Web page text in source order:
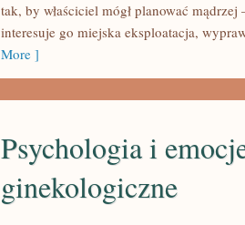
tak, by właściciel mógł planować
interesuje go miejska eksploatacja,
More ]
Psychologia i
ginekologiczne